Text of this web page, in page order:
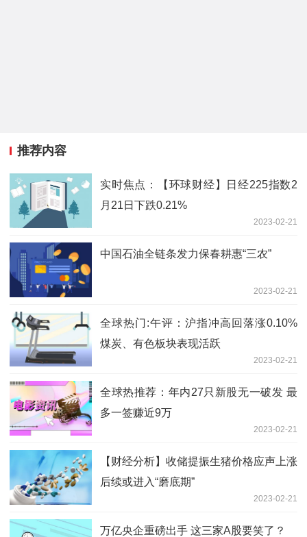
推荐内容
实时焦点：【环球财经】日经225指数2
月21日下跌0.21%
2023-02-21
中国石油全链条发力保春耕惠“三农”
2023-02-21
全球热门:午评：沪指冲高回落涨0.10%
煤炭、有色板块表现活跃
2023-02-21
全球热推荐：年内27只新股无一破发 最
多一签赚近9万
2023-02-21
【财经分析】收储提振生猪价格应声上涨
后续或进入“磨底期”
2023-02-21
万亿央企重磅出手 这三家A股要笑了？